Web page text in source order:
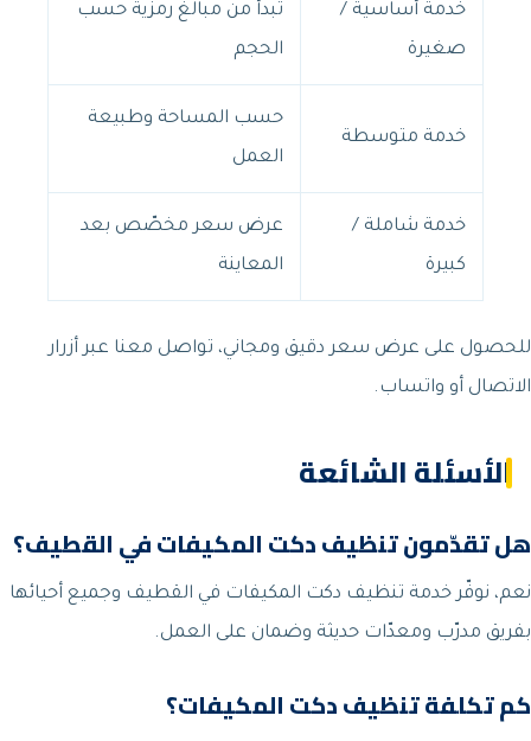
خدمة أساسية /
صغيرة
تبدأ من مبالغ رمزية حسب
الحجم
خدمة متوسطة
حسب المساحة وطبيعة
العمل
خدمة شاملة /
كبيرة
عرض سعر مخصّص بعد
المعاينة
للحصول على عرض سعر دقيق ومجاني، تواصل معنا عبر أزرار
الاتصال أو واتساب.
الأسئلة الشائعة
هل تقدّمون تنظيف دكت المكيفات في القطيف؟
نعم، نوفّر خدمة تنظيف دكت المكيفات في القطيف وجميع أحيائها
بفريق مدرّب ومعدّات حديثة وضمان على العمل.
كم تكلفة تنظيف دكت المكيفات؟